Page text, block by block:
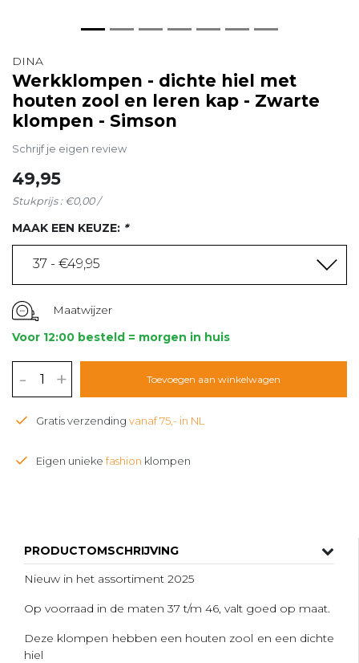
PRODUCTOMSCHRIJVING
Nieuw in het assortiment 2025
Op voorraad in de maten 37 t/m 46, valt goed op maat.
Deze klompen hebben een houten zool en een dichte
hiel
DINA
Werkklompen - dichte hiel met
houten zool en leren kap - Zwarte
klompen - Simson
Schrijf je eigen review
49,95
Stukprijs : €0,00 /
MAAK EEN KEUZE: *
37 - €49,95
Maatwijzer
Voor 12:00 besteld = morgen in huis
- + Toevoegen aan winkelwagen
Gratis verzending vanaf 75,- in NL
Eigen unieke fashion klompen